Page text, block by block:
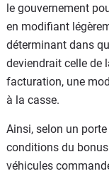
le gouvernement
en modifiant
déterminant dans
deviendrait celle de
facturation, une
à la casse.
Ainsi, selon un
conditions du
véhicules